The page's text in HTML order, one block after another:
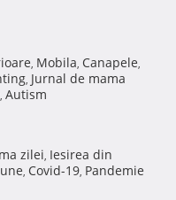
, Mobila, Canapele,
, Jurnal de mama
, Autism
zilei, Iesirea din
, Covid-19, Pandemie